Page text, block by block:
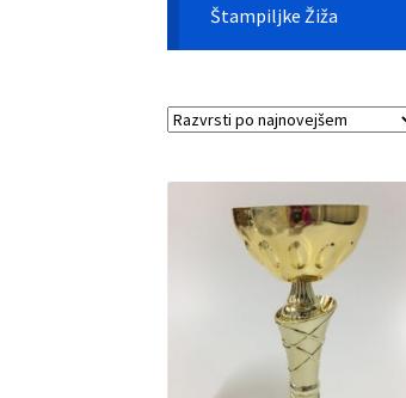
Štampiljke Žiža